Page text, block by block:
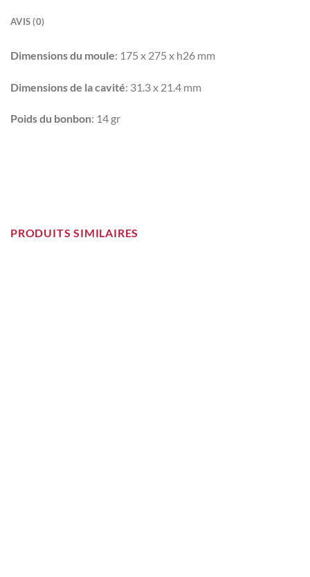
AVIS (0)
Dimensions du moule: 175 x 275 x h26 mm
Dimensions de la cavité: 31.3 x 21.4 mm
Poids du bonbon: 14 gr
PRODUITS SIMILAIRES